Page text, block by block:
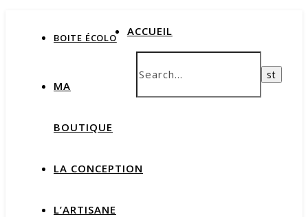
BOITE ÉCOLO ACCUEIL
MA
BOUTIQUE
LA CONCEPTION
L’ARTISANE